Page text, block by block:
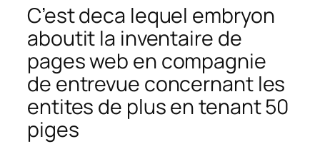
C’est deca lequel embryon
aboutit la inventaire de
pages web en compagnie
de entrevue concernant les
entites de plus en tenant 50
piges